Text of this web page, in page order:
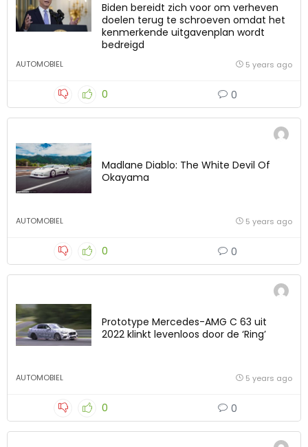
Biden bereidt zich voor om verheven
doelen terug te schroeven omdat het
kenmerkende uitgavenplan wordt
bedreigd
AUTOMOBIEL 5 years ago
0 0
Madlane Diablo: The White Devil Of
Okayama
AUTOMOBIEL 5 years ago
0 0
Prototype Mercedes-AMG C 63 uit
2022 klinkt levenloos door de ‘Ring’
AUTOMOBIEL 5 years ago
0 0